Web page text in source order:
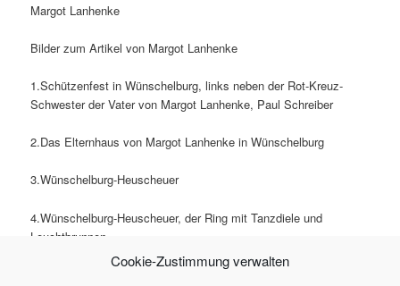
Cookie-Zustimmung verwalten
Margot Lanhenke
Bilder zum Artikel von Margot Lanhenke
1.Schützenfest in Wünschelburg, links neben der Rot-Kreuz-
Schwester der Vater von Margot Lanhenke, Paul Schreiber
2.Das Elternhaus von Margot Lanhenke in Wünschelburg
3.Wünschelburg-Heuscheuer
4.Wünschelburg-Heuscheuer, der Ring mit Tanzdiele und
Leuchtbrunnen
5.Rathaus von Wünschelburg-Heuscheuer mit Ring und einer